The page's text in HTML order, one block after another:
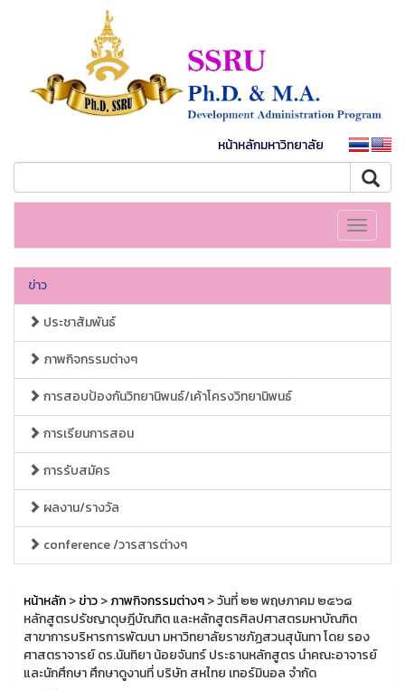
หน้าหลักมหาวิทยาลัย
Toggle
ข่าว
ประชาสัมพันธ์
ภาพกิจกรรมต่างๆ
การสอบป้องกันวิทยานิพนธ์/เค้าโครงวิทยานิพนธ์
การเรียนการสอน
การรับสมัคร
ผลงาน/รางวัล
conference /วารสารต่างๆ
หน้าหลัก>ข่าว>ภาพกิจกรรมต่างๆ> วันที่ ๒๒ พฤษภาคม ๒๕๖๘
หลักสูตรปรัชญาดุษฎีบัณฑิต และหลักสูตรศิลปศาสตรมหาบัณฑิต
สาขาการบริหารการพัฒนา มหาวิทยาลัยราชภัฏสวนสุนันทา โดย รอง
ศาสตราจารย์ ดร.นันทิยา น้อยจันทร์ ประธานหลักสูตร นำคณะอาจารย์
และนักศึกษา ศึกษาดูงานที่ บริษัท สหไทย เทอร์มินอล จำกัด